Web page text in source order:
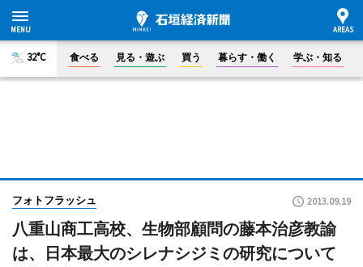
32°C 食べる 見る・遊ぶ 買う 暮らす・働く 学ぶ・知る
フォトフラッシュ 2013.09.19
八重山商工高校、生物部顧問の藤本治彦教諭
は、日本最大のシレナシジミの研究について